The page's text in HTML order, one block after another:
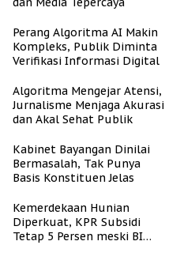
Perang Algoritma AI Makin
Kompleks, Publik Diminta
Verifikasi Informasi Digital
Algoritma Mengejar Atensi,
Jurnalisme Menjaga Akurasi
dan Akal Sehat Publik
Kabinet Bayangan Dinilai
Bermasalah, Tak Punya
Basis Konstituen Jelas
Kemerdekaan Hunian
Diperkuat, KPR Subsidi
Tetap 5 Persen meski BI